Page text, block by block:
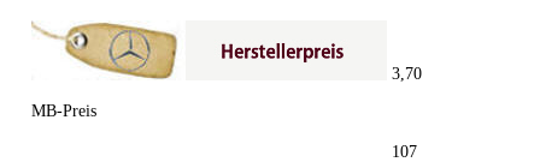
MB-Preis
3,70
107